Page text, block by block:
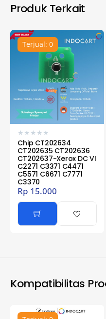
Produk Terkait
Terjual: 0
★ ★ ★ ★ ★
Chip CT202634
CT202635 CT202636
CT202637-Xerox DC VI
C2271 C3371 C4471
C5571 C6671 C7771
C3370
Rp 15.000
Kompatibilitas